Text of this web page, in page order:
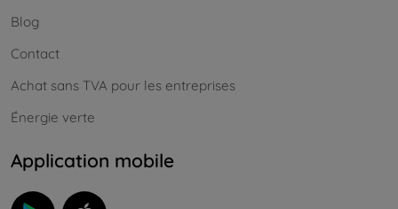
Blog
Contact
Achat sans TVA pour les entreprises
Énergie verte
Application mobile